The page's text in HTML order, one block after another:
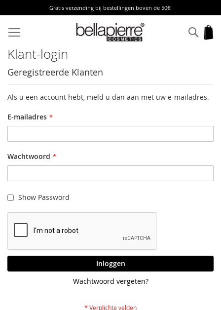
Gratis verzending bij bestellingen boven de 50€!
naar
de
inhoud
Zoek
Klant-login
Geregistreerde Klanten
Als u een account hebt, meld u dan aan met uw e-mailadres.
E-mailadres
Wachtwoord
Show Password
Inloggen
Wachtwoord vergeten?